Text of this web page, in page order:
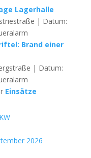
Lagerhalle
| Datum:
Brand einer
| Datum:
Einsätze
2026